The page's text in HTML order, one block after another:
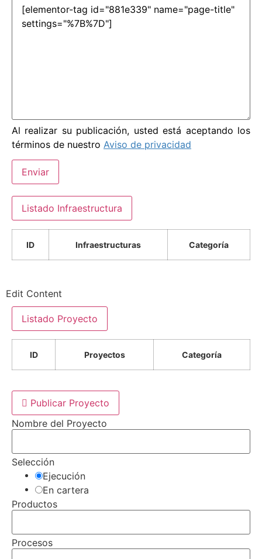
Al realizar su publicación, usted está aceptando los
términos de nuestro Aviso de privacidad
Enviar
Listado Infraestructura
ID Infraestructuras Categoría
Edit Content
Listado Proyecto
ID Proyectos Categoría
Publicar Proyecto
Nombre del Proyecto
Selección
Ejecución
En cartera
Productos
Procesos